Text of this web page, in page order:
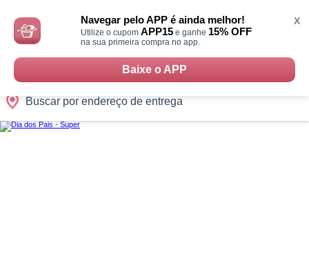
Navegar pelo APP é ainda melhor!
Utilize o cupom APP15 e ganhe 15% OFF
na sua primeira compra no app.
X
Baixe o APP
Buscar por endereço de entrega
Cidades Presentes Datas Shopping
sua
Cesta